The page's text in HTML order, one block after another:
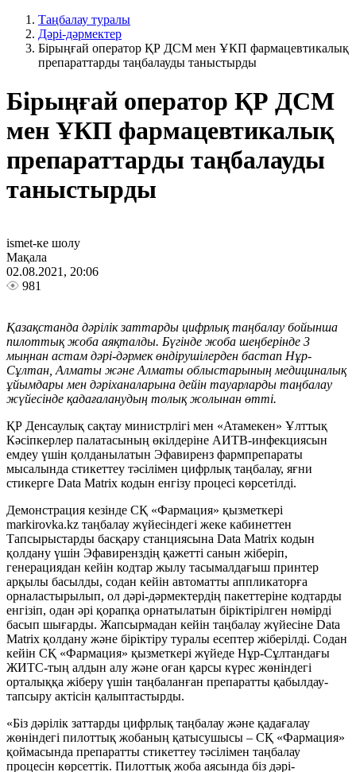
Таңбалау туралы
Дәрі-дәрмектер
Бірыңғай оператор ҚР ДСМ мен ҰКП фармацевтикалық
препараттарды таңбалауды таныстырды
Бірыңғай оператор ҚР ДСМ
мен ҰКП фармацевтикалық
препараттарды таңбалауды
таныстырды
ismet-ке шолу
Мақала
02.08.2021, 20:06
981
Қазақстанда дәрілік заттарды цифрлық таңбалау бойынша
пилоттық жоба аяқталды. Бүгінде жоба шеңберінде 3
мыңнан астам дәрі-дәрмек өндірушілерден бастап Нұр-
Сұлтан, Алматы және Алматы облыстарының медициналық
ұйымдары мен дәріханаларына дейін тауарларды таңбалау
жүйесінде қадағаланудың толық жолынан өтті.
ҚР Денсаулық сақтау министрлігі мен «Атамекен» Ұлттық
Кәсіпкерлер палатасының өкілдеріне АИТВ-инфекциясын
емдеу үшін қолданылатын Эфавиренз фармпрепараты
мысалында стикеттеу тәсілімен цифрлық таңбалау, яғни
стикерге Data Matrix кодын енгізу процесі көрсетілді.
Демонстрация кезінде СҚ «Фармация» қызметкері
markirovka.kz таңбалау жүйесіндегі жеке кабинеттен
Тапсырыстарды басқару станциясына Data Matrix кодын
қолдану үшін Эфавиренздің қажетті санын жіберіп,
генерациядан кейін кодтар жылу тасымалдағыш принтер
арқылы басылды, содан кейін автоматты аппликаторға
орналастырылып, ол дәрі-дәрмектердің пакеттеріне кодтарды
енгізіп, одан әрі қорапқа орнатылатын біріктірілген нөмірді
басып шығарды. Жапсырмадан кейін таңбалау жүйесіне Data
Matrix қолдану және біріктіру туралы есептер жіберілді. Содан
кейін СҚ «Фармация» қызметкері жүйеде Нұр-Сұлтандағы
ЖИТС-тың алдын алу және оған қарсы күрес жөніндегі
орталыққа жіберу үшін таңбаланған препаратты қабылдау-
тапсыру актісін қалыптастырды.
«Біз дәрілік заттарды цифрлық таңбалау және қадағалау
жөніндегі пилоттық жобаның қатысушысы – СҚ «Фармация»
қоймасында препаратты стикеттеу тәсілімен таңбалау
процесін көрсеттік. Пилоттық жоба аясында біз дәрі-